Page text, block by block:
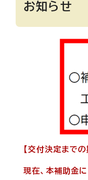
お知らせ
【交付決定まで
現在、本補助金